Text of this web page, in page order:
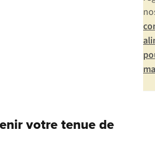
votre tenue de